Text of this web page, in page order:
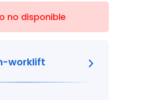
no disponible
worklift